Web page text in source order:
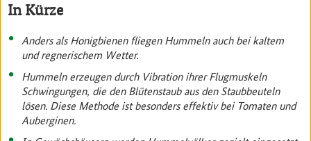
In Kürze
Anders als Honigbienen fliegen Hummeln auch bei kaltem
und regnerischem Wetter.
Hummeln erzeugen durch Vibration ihrer Flugmuskeln
Schwingungen, die den Blütenstaub aus den Staubbeuteln
lösen. Diese Methode ist besonders effektiv bei Tomaten und
Auberginen.